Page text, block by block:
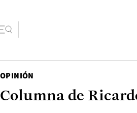
OPINIÓN
Columna de